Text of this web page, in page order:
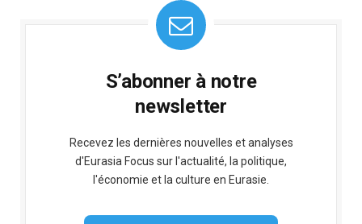
S’abonner à notre
newsletter
Recevez les dernières nouvelles et analyses
d'Eurasia Focus sur l'actualité, la politique,
l'économie et la culture en Eurasie.